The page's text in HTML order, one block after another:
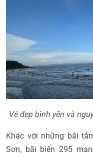
Vẻ đẹp bình yên và
Khác với những bãi
Sơn, bãi biển 295